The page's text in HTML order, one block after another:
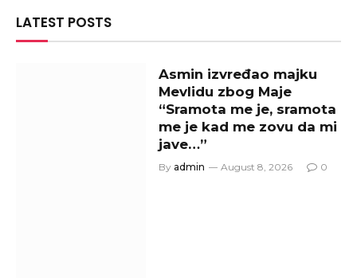
LATEST POSTS
Asmin izvređao majku
Mevlidu zbog Maje
“Sramota me je, sramota
me je kad me zovu da mi
jave…”
By admin August 8, 2026 0